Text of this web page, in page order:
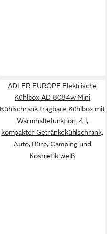
ADLER EUROPE Elektrische
Kühlbox AD 8084w Mini
Kühlschrank tragbare Kühlbox mit
Warmhaltefunktion, 4 l,
kompakter Getränkekühlschrank,
Auto, Büro, Camping und
Kosmetik weiß